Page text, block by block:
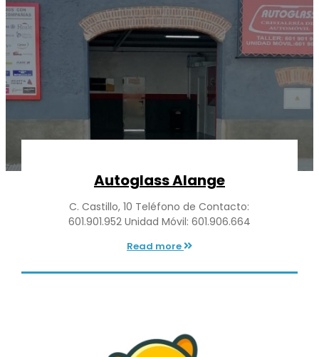
Autoglass Alange
C. Castillo, 10 Teléfono de Contacto:
601.901.952 Unidad Móvil: 601.906.664
Read more